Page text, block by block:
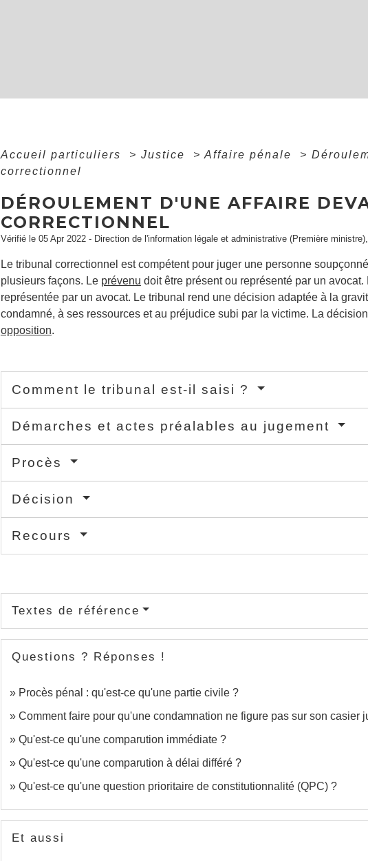
Accueil particuliers > Justice > Affaire pénale >
correctionnel
DÉROULEMENT D'UNE AFFAIRE
CORRECTIONNEL
Vérifié le 05 Apr 2022 - Direction de l'information légale et administrative (Première
Le tribunal correctionnel est compétent pour juger une personne
plusieurs façons. Le prévenu doit être présent ou représenté par un
représentée par un avocat. Le tribunal rend une décision adaptée à la
condamné, à ses ressources et au préjudice subi par la victime. La
opposition.
Comment le tribunal est-il saisi ?
Démarches et actes préalables au jugement
Procès
Décision
Recours
Textes de référence
Questions ? Réponses !
Procès pénal : qu'est-ce qu'une partie civile ?
Comment faire pour qu'une condamnation ne figure pas sur son casier
Qu'est-ce qu'une comparution immédiate ?
Qu'est-ce qu'une comparution à délai différé ?
Qu'est-ce qu'une question prioritaire de constitutionnalité (QPC) ?
Et aussi